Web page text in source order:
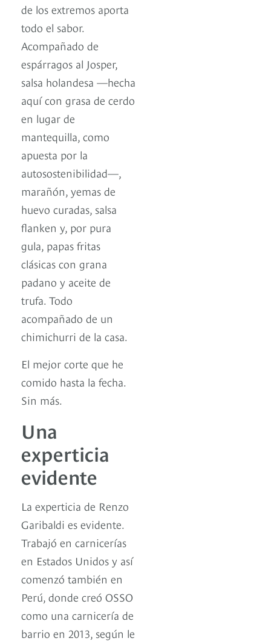
de los extremos aporta
todo el sabor.
Acompañado de
espárragos al Josper,
salsa holandesa —hecha
aquí con grasa de cerdo
en lugar de
mantequilla, como
apuesta por la
autosostenibilidad—,
marañón, yemas de
huevo curadas, salsa
flanken y, por pura
gula, papas fritas
clásicas con grana
padano y aceite de
trufa. Todo
acompañado de un
chimichurri de la casa.
El mejor corte que he
comido hasta la fecha.
Sin más.
Una
experticia
evidente
La experticia de Renzo
Garibaldi es evidente.
Trabajó en carnicerías
en Estados Unidos y así
comenzó también en
Perú, donde creó OSSO
como una carnicería de
barrio en 2013, según le